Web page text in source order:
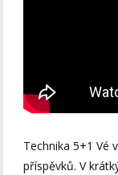
Technika 5+1 Vé
příspěvků. V